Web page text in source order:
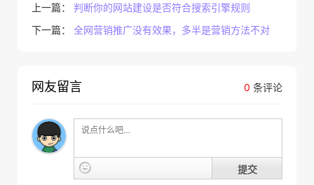
上一篇： 判断你的网站建设是否符合搜索引擎规则
下一篇： 全网营销推广没有效果，多半是营销方法不对
0 条评论
网友留言
提交